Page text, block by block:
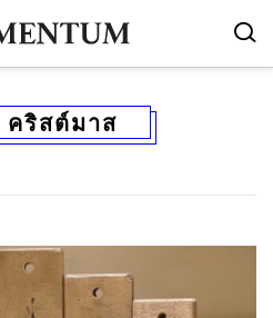
คริสต์มาส